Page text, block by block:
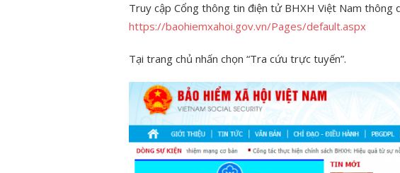
Truy cập Cổng thông tin điện tử BHXH Việt Nam thông
https://baohiemxahoi.gov.vn/Pages/default.aspx
Tại trang chủ nhấn chọn “Tra cứu trực tuyến”.